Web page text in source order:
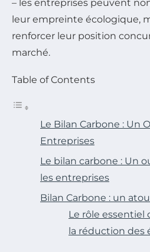
– les entreprises peuvent
leur empreinte écologique,
renforcer leur position
marché.
Table of Contents
Le Bilan Carbone : Un
Entreprises
Le bilan carbone : Un
les entreprises
Bilan Carbone : un
Le rôle essentiel
la réduction des